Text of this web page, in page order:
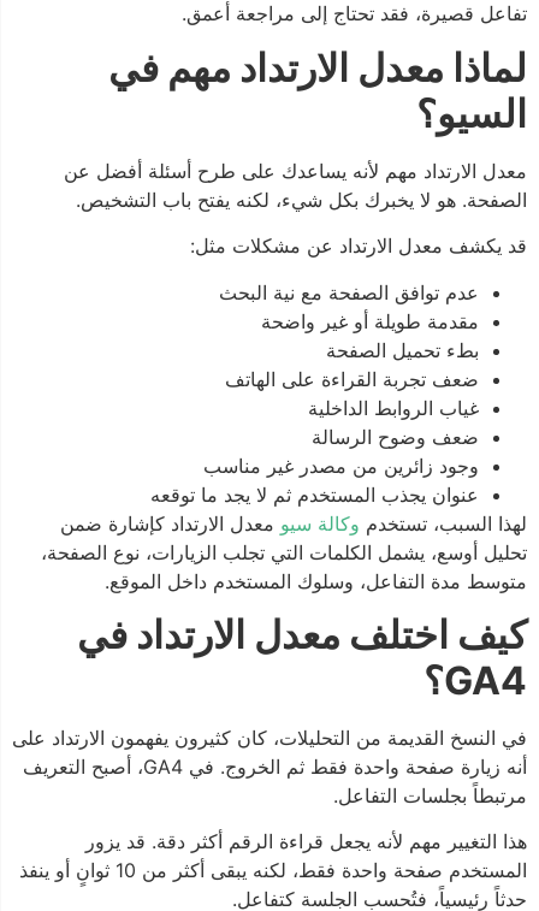
تفاعل قصيرة، فقد تحتاج إلى مراجعة أعمق.
لماذا معدل الارتداد مهم في
السيو؟
معدل الارتداد مهم لأنه يساعدك على طرح أسئلة أفضل عن
الصفحة. هو لا يخبرك بكل شيء، لكنه يفتح باب التشخيص.
قد يكشف معدل الارتداد عن مشكلات مثل:
عدم توافق الصفحة مع نية البحث
مقدمة طويلة أو غير واضحة
بطء تحميل الصفحة
ضعف تجربة القراءة على الهاتف
غياب الروابط الداخلية
ضعف وضوح الرسالة
وجود زائرين من مصدر غير مناسب
عنوان يجذب المستخدم ثم لا يجد ما توقعه
لهذا السبب، تستخدم وكالة سيومعدل الارتداد كإشارة ضمن
تحليل أوسع، يشمل الكلمات التي تجلب الزيارات، نوع الصفحة،
متوسط مدة التفاعل، وسلوك المستخدم داخل الموقع.
كيف اختلف معدل الارتداد في
GA4؟
في النسخ القديمة من التحليلات، كان كثيرون يفهمون الارتداد على
أنه زيارة صفحة واحدة فقط ثم الخروج. في GA4، أصبح التعريف
مرتبطاً بجلسات التفاعل.
هذا التغيير مهم لأنه يجعل قراءة الرقم أكثر دقة. قد يزور
المستخدم صفحة واحدة فقط، لكنه يبقى أكثر من 10 ثوانٍ أو ينفذ
حدثاً رئيسياً، فتُحسب الجلسة كتفاعل.